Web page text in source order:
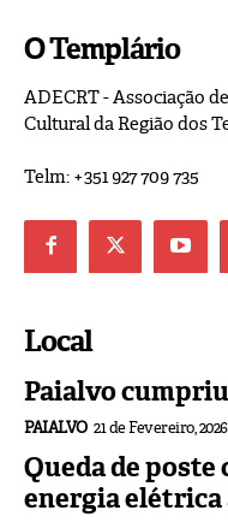
O Templário
ADECRT - Associação
Cultural da Região dos
Telm: +351 927 709 735
Local
Paialvo
PAIALVO 21 de Fevereiro, 2026
Queda de
energia elétrica